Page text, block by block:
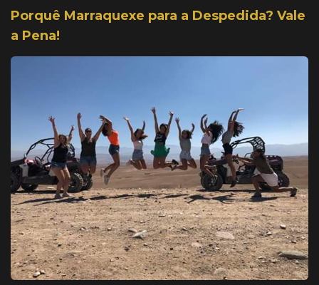
Porquê Marraquexe para a Despedida? Vale
a Pena!